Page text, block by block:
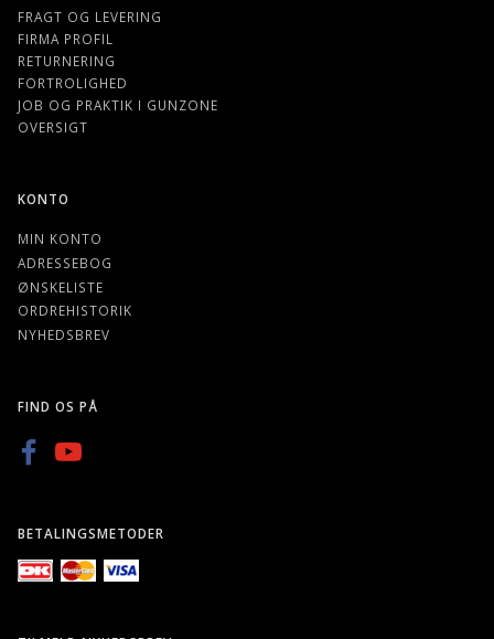
FRAGT OG LEVERING
FIRMA PROFIL
RETURNERING
FORTROLIGHED
JOB OG PRAKTIK I GUNZONE
OVERSIGT
KONTO
MIN KONTO
ADRESSEBOG
ØNSKELISTE
ORDREHISTORIK
NYHEDSBREV
FIND OS PÅ
BETALINGSMETODER